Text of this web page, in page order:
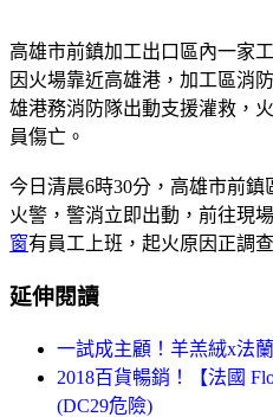
高雄市前鎮加工出口區內一家
因火場靠近高雄港，加工區消
雄港務消防隊出動支援灌救，
員傷亡。
今日清晨6時30分，高雄市前
火警，警消立即出動，前往現
窗有員工上班，起火原因正調查
延伸閱讀
一試成主顧！羊羔絨x法
2018百貨暢銷！【法國
(DC29危險)